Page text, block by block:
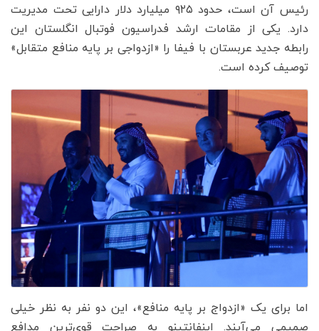
رئیس آن است، حدود ۹۲۵ میلیارد دلار دارایی تحت مدیریت
دارد. یکی از مقامات ارشد فدراسیون فوتبال انگلستان این
رابطه جدید عربستان با فیفا را «ازدواجی بر پایه منافع متقابل»
توصیف کرده است.
اما برای یک «ازدواج بر پایه منافع»، این دو نفر به نظر خیلی
صمیمی می‌آیند. اینفانتینو به صراحت قوی‌ترین مدافع